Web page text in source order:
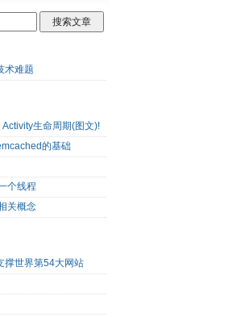
术难题
生命周期(图文)!
的基础
个线程
关概念
撑世界第54大网站